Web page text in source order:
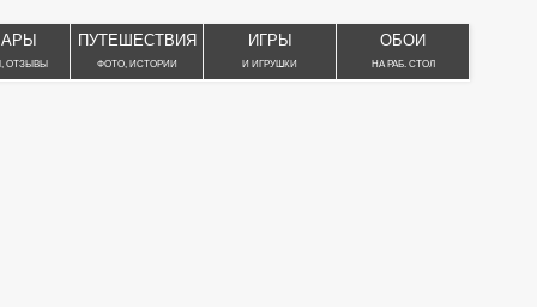
ОТЗЫВЫ
ПУТЕШЕСТВИЯ
ФОТО, ИСТОРИИ
ИГРЫ
И ИГРУШКИ
ОБОИ
НА РАБ. СТОЛ